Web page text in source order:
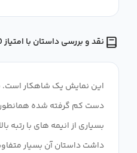
نقد و بررسی داستان با امتیاز 10 از 10
این نمایش یک شاهکار است.
دست کم گرفته شده همانطور
بسیاری از انیمه های با رتبه
داشت داستان آن بسیار